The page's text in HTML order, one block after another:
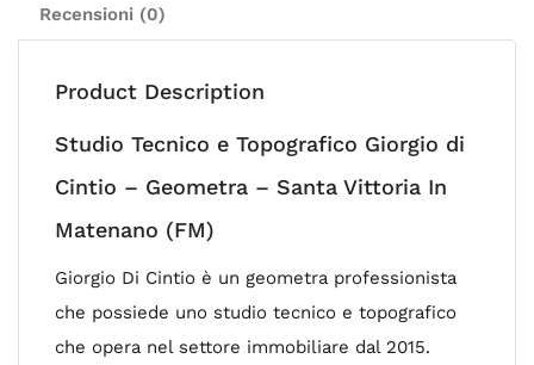
Recensioni (0)
Product Description
Studio Tecnico e Topografico Giorgio di
Cintio – Geometra – Santa Vittoria In
Matenano (FM)
Giorgio Di Cintio è un geometra professionista
che possiede uno studio tecnico e topografico
che opera nel settore immobiliare dal 2015.